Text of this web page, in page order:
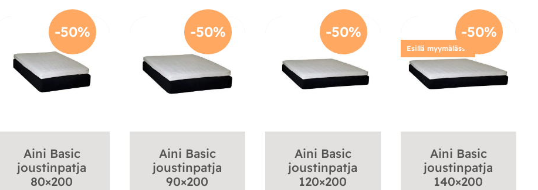
-50%
Aini Basic
joustinpatja
80×200
-50%
Aini Basic
joustinpatja
90×200
-50%
Aini Basic
joustinpatja
120×200
-50%
Esillä myymälässä
Aini Basic
joustinpatja
140×200